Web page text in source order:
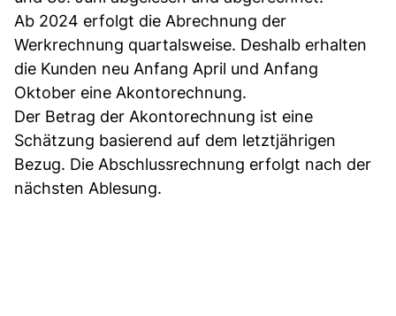
Ab 2024 erfolgt die Abrechnung der
Werkrechnung quartalsweise. Deshalb erhalten
die Kunden neu Anfang April und Anfang
Oktober eine Akontorechnung.
Der Betrag der Akontorechnung ist eine
Schätzung basierend auf dem letztjährigen
Bezug. Die Abschlussrechnung erfolgt nach der
nächsten Ablesung.